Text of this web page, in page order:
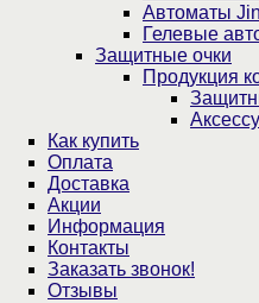
Автоматы
Гелевые
Защитные очки
Продукция
Как купить
Оплата
Доставка
Акции
Информация
Контакты
Заказать звонок!
Отзывы